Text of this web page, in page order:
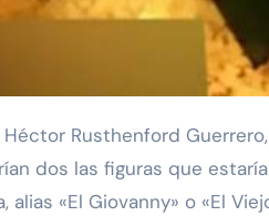
dos las figuras que
«El Giovanny» o «El